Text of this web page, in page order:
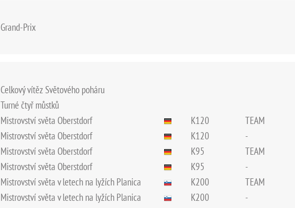
Grand-Prix
Celkový vítěz Světového poháru
Turné čtyř můstků
Mistrovství světa Oberstdorf K120 TEAM
Mistrovství světa Oberstdorf K120 -
Mistrovství světa Oberstdorf K95 TEAM
Mistrovství světa Oberstdorf K95 -
Mistrovství světa v letech na lyžích Planica K200 TEAM
Mistrovství světa v letech na lyžích Planica K200 -